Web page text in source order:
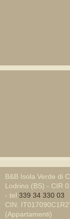
B&B Isola Verde di
Lodrino (BS) - CIR
- tel 339 34 330 03
CIN:
(Appartamenti)